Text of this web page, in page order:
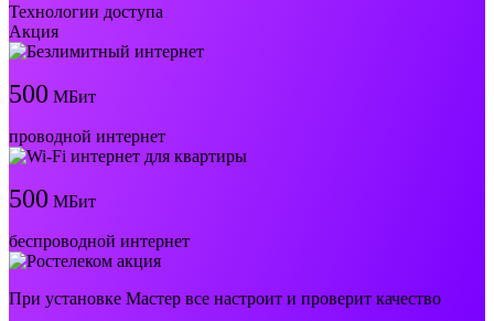
Технологии доступа
Акция
500 МБит
проводной интернет
500 МБит
беспроводной интернет
При установке Мастер все настроит и проверит качество